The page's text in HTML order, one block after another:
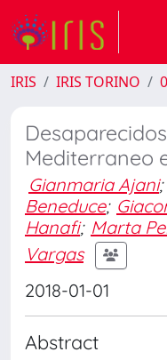
IRIS IRIS TORINO
Mediterraneo
Gianmaria Ajani;
Beneduce;
Hanafi; Marta
Vargas
2018-01-01
Abstract